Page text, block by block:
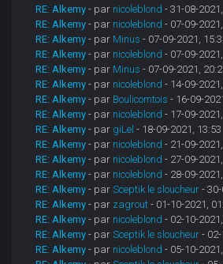
RE: Alkemy - par nicoleblond - 31-08-
RE: Alkemy - par nicoleblond - 07-09-
RE: Alkemy - par Minus - 07-09-2021,
RE: Alkemy - par nicoleblond - 07-09-
RE: Alkemy - par Minus - 07-09-2021,
RE: Alkemy - par nicoleblond - 14-09-
RE: Alkemy - par Boulicomtois - 16-09-
RE: Alkemy - par nicoleblond - 17-09-
RE: Alkemy - par giLel - 18-09-2021, 13:53
RE: Alkemy - par nicoleblond - 21-09-
RE: Alkemy - par nicoleblond - 27-09-
RE: Alkemy - par nicoleblond - 28-09-
RE: Alkemy - parSceptik le sloucheur -
RE: Alkemy - par zagrout - 01-10-2021,
RE: Alkemy - par nicoleblond - 02-10-
RE: Alkemy - parSceptik le sloucheur -
RE: Alkemy - par nicoleblond - 05-10-